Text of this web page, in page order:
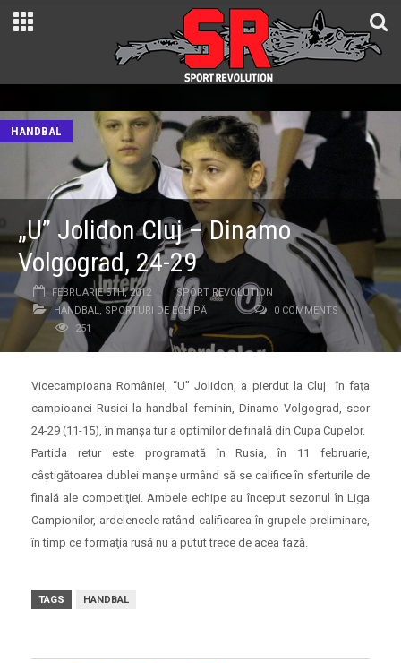
HANDBAL
„U” Jolidon Cluj – Dinamo
Volgograd, 24-29
FEBRUARIE 5TH, 2012
SPORT REVOLUTION
HANDBAL, SPORTURI DE ECHIPĂ
0 COMMENTS
251
Vicecampioana României, “U” Jolidon, a pierdut la Cluj în faţa
campioanei Rusiei la handbal feminin, Dinamo Volgograd, scor
24-29 (11-15), în manşa tur a optimilor de finală din Cupa Cupelor.
Partida retur este programată în Rusia, în 11 februarie,
câştigătoarea dublei manşe urmând să se califice în sferturile de
finală ale competiţiei. Ambele echipe au început sezonul în Liga
Campionilor, ardelencele ratând calificarea în grupele preliminare,
în timp ce formaţia rusă nu a putut trece de acea fază.
TAGS HANDBAL